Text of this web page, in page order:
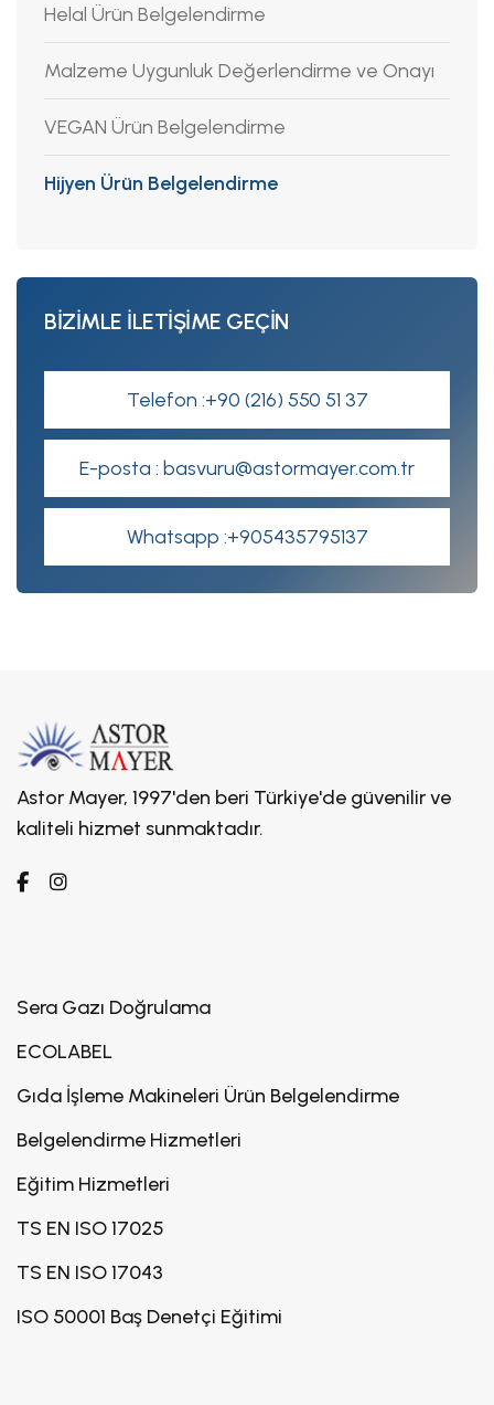
Helal Ürün Belgelendirme
Malzeme Uygunluk Değerlendirme ve Onayı
VEGAN Ürün Belgelendirme
Hijyen Ürün Belgelendirme
BİZİMLE İLETİŞİME GEÇİN
Telefon :+90 (216) 550 51 37
E-posta : basvuru@astormayer.com.tr
Whatsapp :+905435795137
Astor Mayer, 1997'den beri Türkiye'de güvenilir ve
kaliteli hizmet sunmaktadır.
Sera Gazı Doğrulama
ECOLABEL
Gıda İşleme Makineleri Ürün Belgelendirme
Belgelendirme Hizmetleri
Eğitim Hizmetleri
TS EN ISO 17025
TS EN ISO 17043
ISO 50001 Baş Denetçi Eğitimi